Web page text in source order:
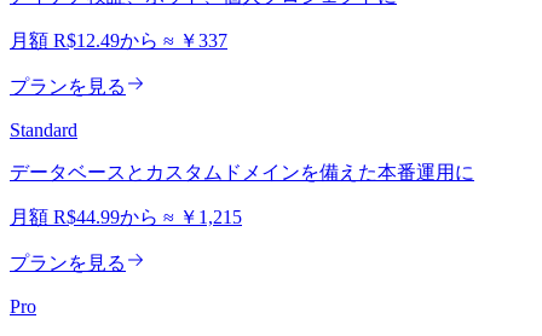
月額 R$12.49から ≈ ￥337
プランを見る
Standard
データベースとカスタムドメインを備えた本番運用に
月額 R$44.99から ≈ ￥1,215
プランを見る
Pro